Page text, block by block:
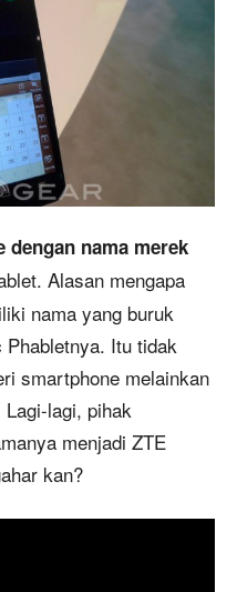
dengan nama merek
Alasan mengapa
nama yang buruk
Itu tidak
smartphone melainkan
lagi, pihak
menjadi ZTE
kan?